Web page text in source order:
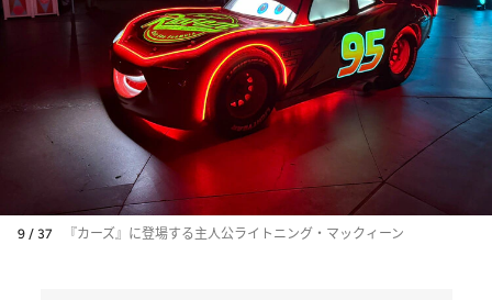
9 / 37 『カーズ』に登場する主人公ライトニング・マックィーン